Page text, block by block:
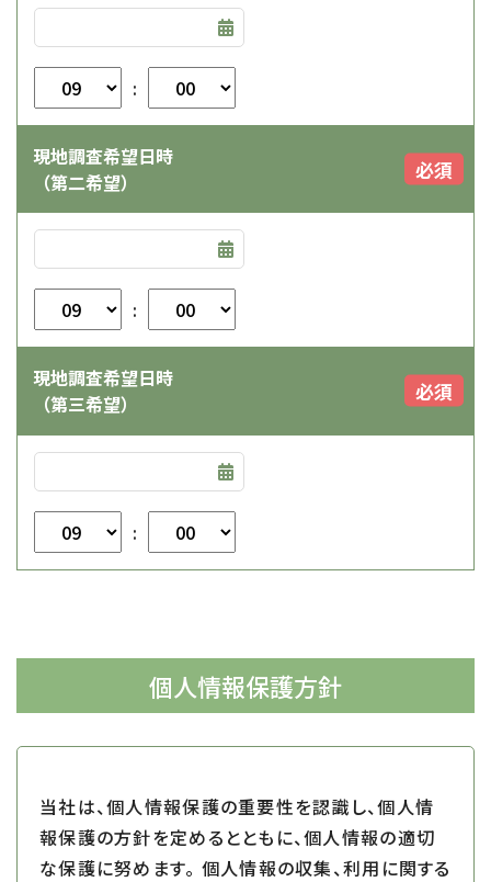
:
現地調査希望日時
（第二希望）
必須
:
現地調査希望日時
（第三希望）
必須
:
個人情報保護方針
当社は、個人情報保護の重要性を認識し、個人情
報保護の方針を定めるとともに、個人情報の適切
な保護に努めます。 個人情報の収集、利用に関する